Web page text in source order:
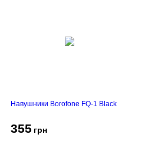
Навушники Borofone FQ-1 Black
355 грн